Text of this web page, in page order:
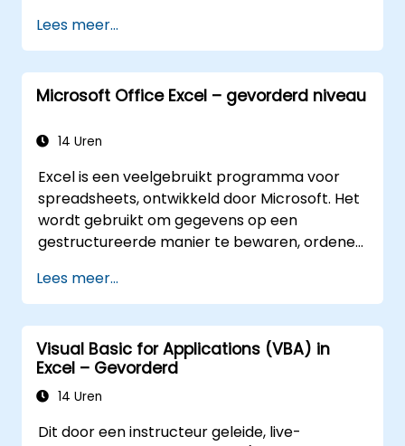
datumfuncties en tekstverwerking, evenals
macro's maken en aanpassen om
werkzaamheden in Excel te automatiseren.
Lees meer...
Microsoft Office Excel – gevorderd niveau
14 Uren
Excel is een veelgebruikt programma voor
spreadsheets, ontwikkeld door Microsoft. Het
wordt gebruikt om gegevens op een
gestructureerde manier te bewaren, ordenen
belangrijke kenmerken van Excel: 1.
Spreadsheets: Het bestaat uit verschillende
werkbladen; elk werkblad is een raster van
cellen gerangschikt in rijen en kolommen. U
kunt meerdere werkbladen binnen één
bestand aanmaken, waardoor u diverse
en formules: Het programma maakt het
Lees meer...
Visual Basic for Applications (VBA) in
Excel – Gevorderd
14 Uren
Dit door een instructeur geleide, live-